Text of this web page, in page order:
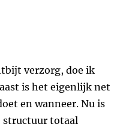
verzorg, doe ik
is het eigenlijk net
en wanneer. Nu is
structuur totaal